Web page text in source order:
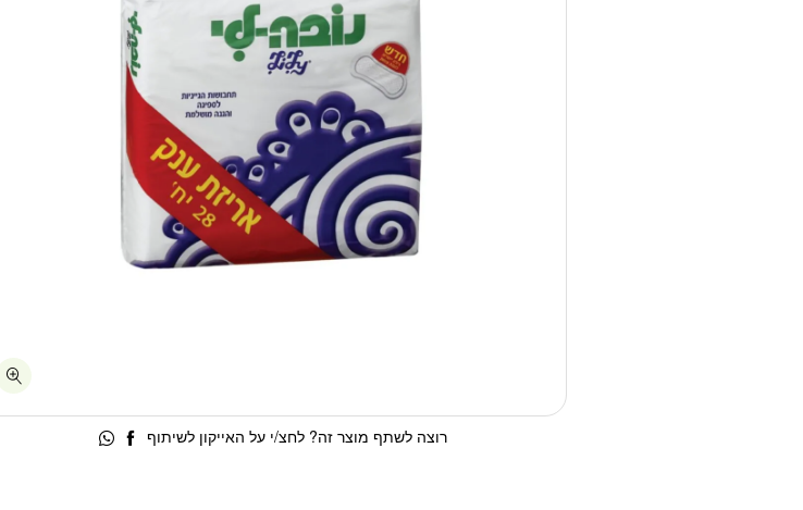
רוצה לשתף מוצר זה? לחצ/י על האייקון לשיתוף